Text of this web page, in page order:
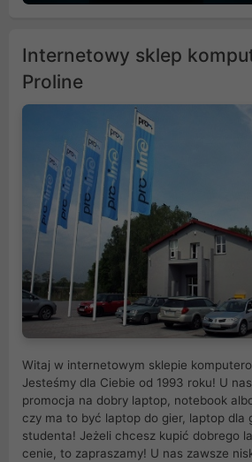
Internetowy sklep
Proline
Witaj w internetowym sklepie
Jesteśmy dla Ciebie od 1993 roku! U
promocja na dobry laptop, notebook
czy ma to być laptop do gier, laptop dla
studenta! Jeżeli chcesz kupić dobrego
cenie, to zapraszamy! U nas zawsze